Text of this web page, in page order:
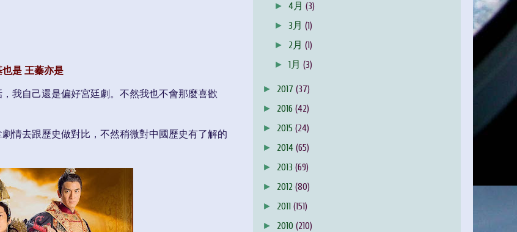
是 王蓁亦是
我自己還是偏好宮廷劇。不然我也不會那麼喜歡
情去跟歷史做對比，不然稍微對中國歷史有了解的
►4月(3)
► 3月(1)
► 2月(1)
►1月(3)
► 2017 (37)
► 2016 (42)
► 2015 (24)
► 2014 (65)
► 2013 (69)
► 2012 (80)
► 2011 (151)
► 2010 (210)